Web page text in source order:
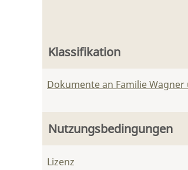
Klassifikation
Dokumente an Familie
Nutzungsbedingungen
Lizenz